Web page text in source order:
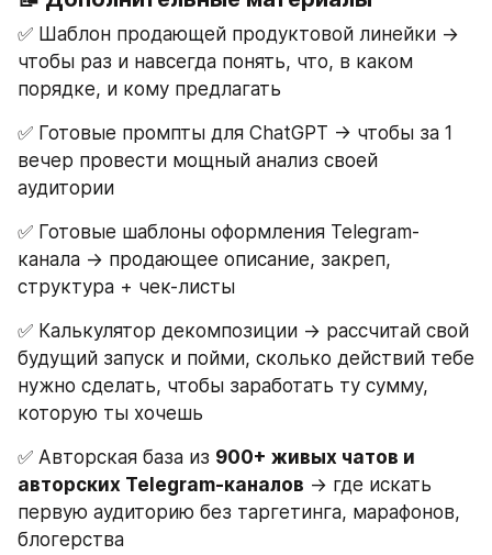
✅ Шаблон продающей продуктовой линейки →
чтобы раз и навсегда понять, что, в каком
порядке, и кому предлагать
✅ Готовые промпты для ChatGPT → чтобы за 1
вечер провести мощный анализ своей
аудитории
✅ Готовые шаблоны оформления Telegram-
канала → продающее описание, закреп,
структура + чек-листы
✅ Калькулятор декомпозиции → рассчитай свой
будущий запуск и пойми, сколько действий тебе
нужно сделать, чтобы заработать ту сумму,
которую ты хочешь
✅ Авторская база из 900+ живых чатов и
авторских Telegram-каналов → где искать
первую аудиторию без таргетинга, марафонов,
блогерства